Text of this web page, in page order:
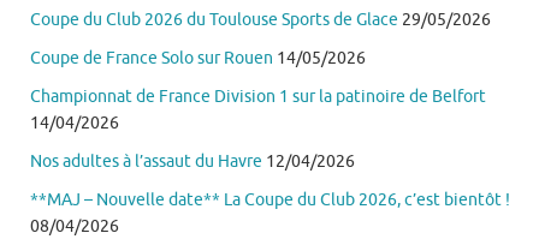
Coupe du Club 2026 du Toulouse Sports de Glace 29/05/2026
Coupe de France Solo sur Rouen 14/05/2026
Championnat de France Division 1 sur la patinoire de Belfort
14/04/2026
Nos adultes à l’assaut du Havre 12/04/2026
**MAJ – Nouvelle date** La Coupe du Club 2026, c’est bientôt !
08/04/2026